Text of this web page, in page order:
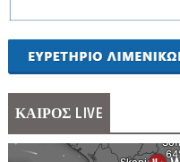
ΚΑΙΡΟΣ LIVE